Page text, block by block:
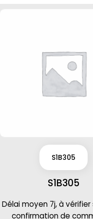
S1B305
S1B305
Délai moyen 7j, à
confirmation de